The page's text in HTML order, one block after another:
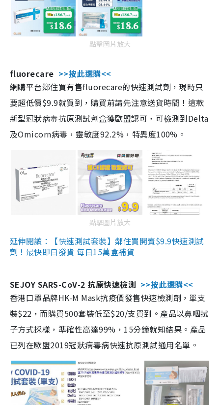
點擊圖片放大
fluorecare >>按此選購<<
網購平台鄰住買有售fluorecare的快速測試劑，現時只
要超低價$9.9就買到，購買前請先注意送貨時間！這款
新型冠狀病毒抗原測試劑盒獲歐盟認可，可檢測到Delta
及Omicorn病毒，靈敏度92.2%，特異度100%。
點擊圖片放大
延伸閱讀：【快速測試套裝】鄰住買開賣$9.9快速測試
劑！最快即日發貨 每日15萬盒補貨
SEJOY SARS-CoV-2 抗原快速檢測 >>按此選購<<
香港口罩品牌HK-M Mask抗疫價發售快速檢測劑，單支
裝$22，而購買500套裝低至$20/支買到。產品以鼻咽拭
子方式採樣，準確性高達99%，15分鐘就知結果。產品
已列在歐盟2019冠狀病毒病快速抗原測試通用名單。